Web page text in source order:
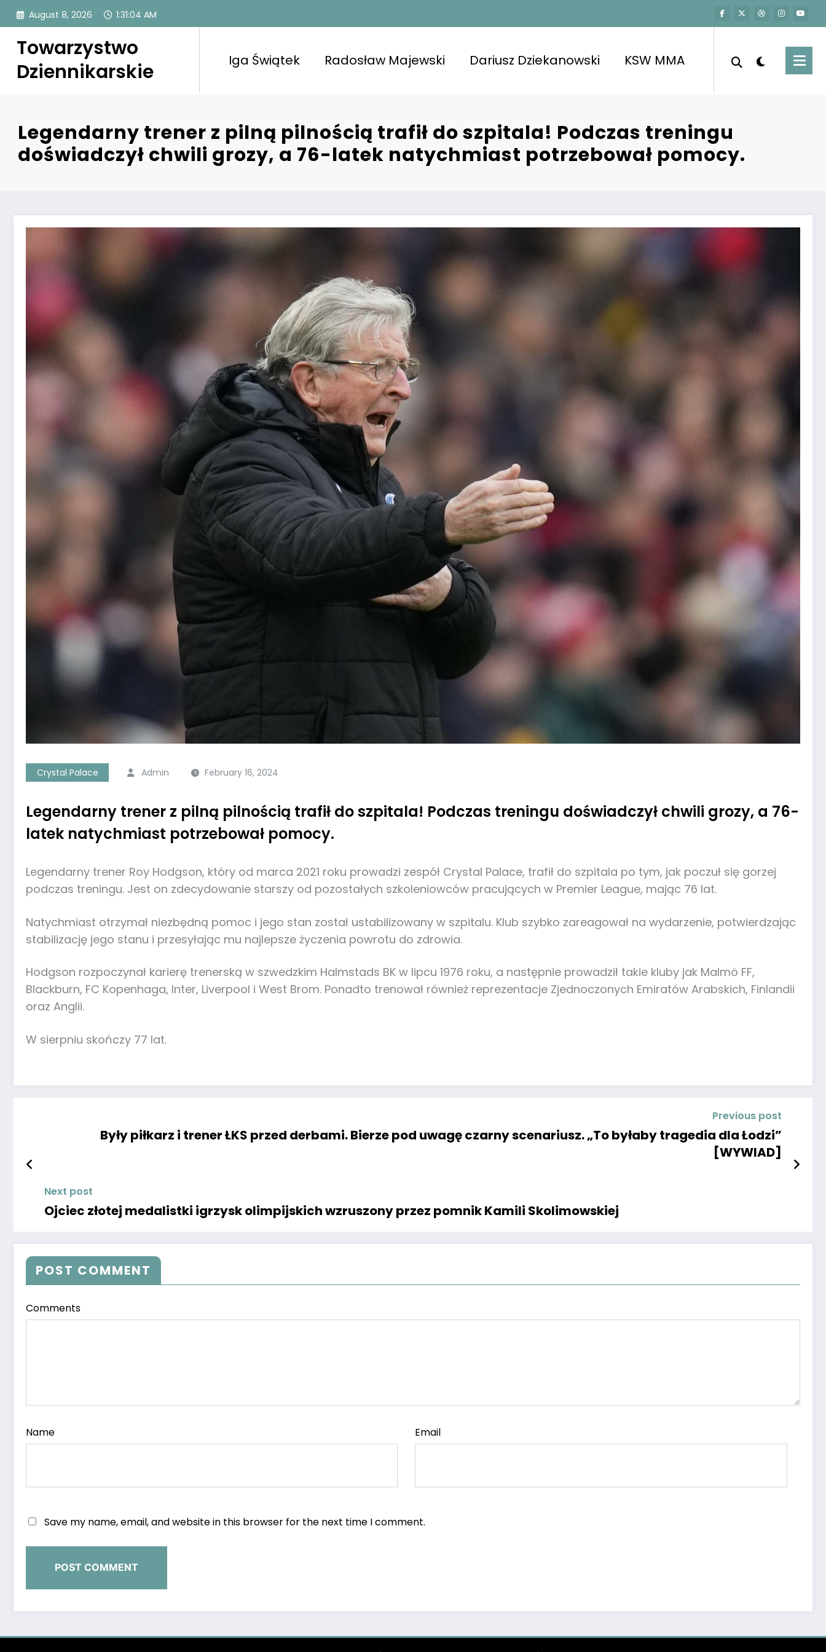
Skip
content
August 8, 2026 1:31:05 AM
Towarzystwo
Dziennikarskie
Iga Świątek Radosław Majewski Dariusz Dziekanowski KSW MMA
Legendarny trener z pilną pilnością trafił do szpitala! Podczas treningu
doświadczył chwili grozy, a 76-latek natychmiast potrzebował pomocy.
Crystal Palace Admin February 16, 2024
Legendarny trener z pilną pilnością trafił do szpitala! Podczas treningu doświadczył chwili grozy, a 76-
latek natychmiast potrzebował pomocy.
Legendarny trener Roy Hodgson, który od marca 2021 roku prowadzi zespół Crystal Palace, trafił do szpitala po tym, jak poczuł się gorzej
podczas treningu. Jest on zdecydowanie starszy od pozostałych szkoleniowców pracujących w Premier League, mając 76 lat.
Natychmiast otrzymał niezbędną pomoc i jego stan został ustabilizowany w szpitalu. Klub szybko zareagował na wydarzenie, potwierdzając
stabilizację jego stanu i przesyłając mu najlepsze życzenia powrotu do zdrowia.
Hodgson rozpoczynał karierę trenerską w szwedzkim Halmstads BK w lipcu 1976 roku, a następnie prowadził takie kluby jak Malmö FF,
Blackburn, FC Kopenhaga, Inter, Liverpool i West Brom. Ponadto trenował również reprezentacje Zjednoczonych Emiratów Arabskich, Finlandii
oraz Anglii.
W sierpniu skończy 77 lat.
Previous post
Były piłkarz i trener ŁKS przed derbami. Bierze pod uwagę czarny scenariusz. „To byłaby tragedia dla Łodzi”
[WYWIAD]
Next post
Ojciec złotej medalistki igrzysk olimpijskich wzruszony przez pomnik Kamili Skolimowskiej
POST COMMENT
Comments
Name Email
Save my name, email, and website in this browser for the next time I comment.